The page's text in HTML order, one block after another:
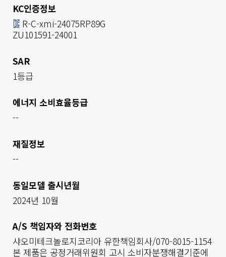
KC인증정보
R-C-xmi-24075RP89G
ZU101591-24001
SAR
1등급
에너지 소비효율등급
--
재질정보
--
동일모델 출시년월
2024년 10월
A/S 책임자와 전화번호
샤오미테크놀로지코리아 유한책임회사/070-8015-1154
본 제품은 공정거래위원회 고시 소비자분쟁해결기준에